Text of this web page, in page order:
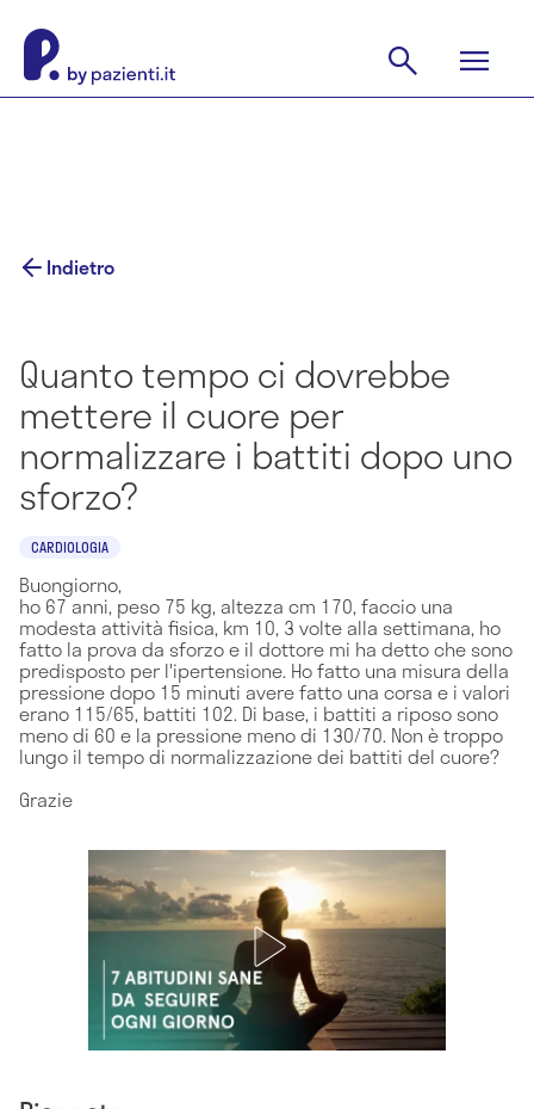
Indietro
Quanto tempo ci dovrebbe
mettere il cuore per
normalizzare i battiti dopo uno
sforzo?
CARDIOLOGIA
Buongiorno,
ho 67 anni, peso 75 kg, altezza cm 170, faccio una
modesta attività fisica, km 10, 3 volte alla settimana, ho
fatto la prova da sforzo e il dottore mi ha detto che sono
predisposto per l'ipertensione. Ho fatto una misura della
pressione dopo 15 minuti avere fatto una corsa e i valori
erano 115/65, battiti 102. Di base, i battiti a riposo sono
meno di 60 e la pressione meno di 130/70. Non è troppo
lungo il tempo di normalizzazione dei battiti del cuore?
Grazie